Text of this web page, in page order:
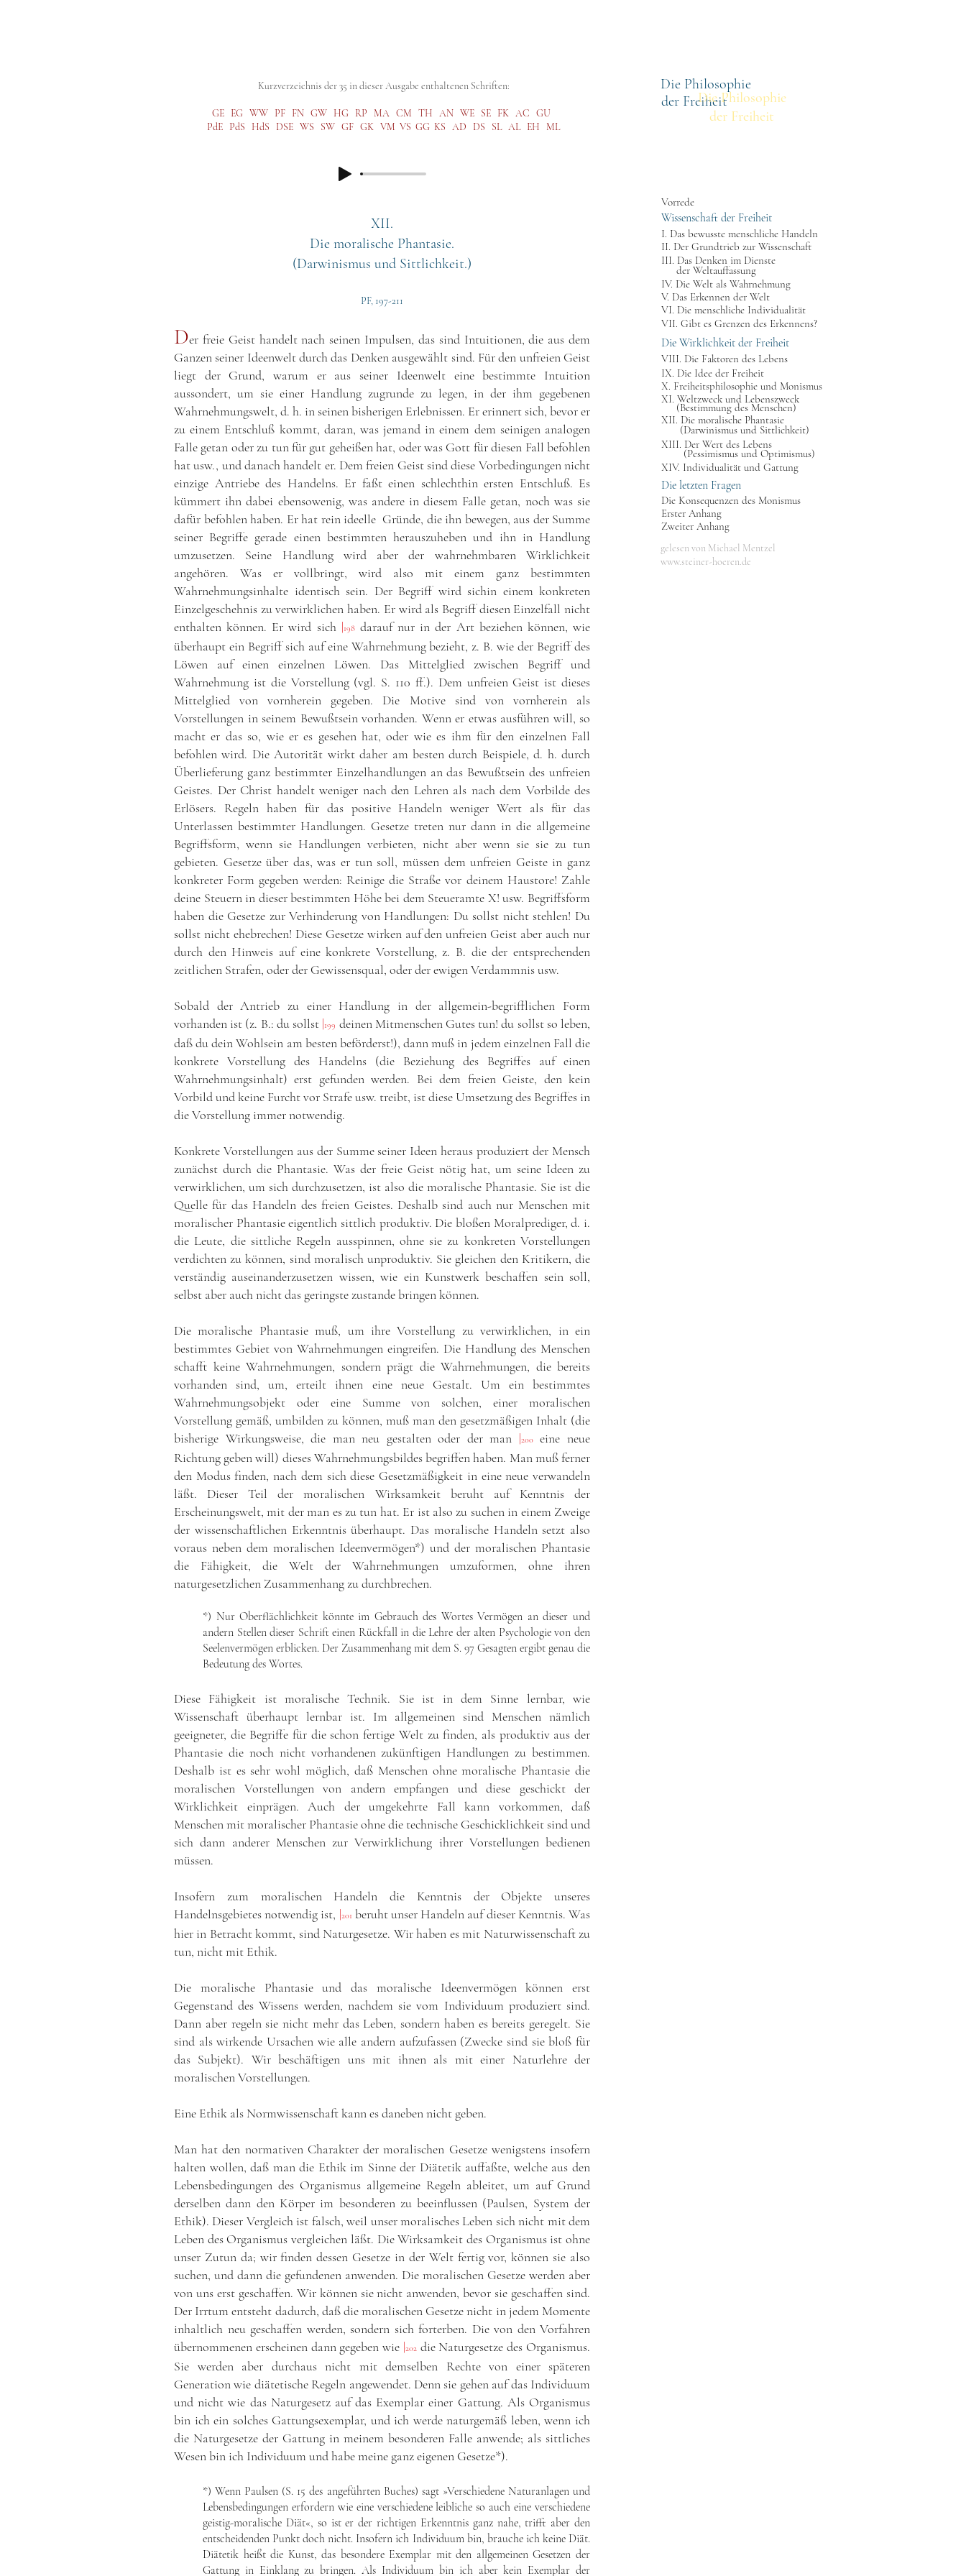
Kurzverzeichnis der 35 in dieser Ausgabe enthaltenen Schriften:
GE EG WW PF FN GW HG RP MA CM TH AN WE SE FK AC GU
PdE PdS HdS DSE WS SW GF GK VM VS GG KS AD DS SL AL EH ML
XII.
Die moralische Phantasie.
(Darwinismus und Sittlichkeit.)
PF, 197-211
Der freie Geist handelt nach seinen Impulsen, das sind Intuitionen, die aus dem
Ganzen seiner Ideenwelt durch das Denken ausgewählt sind. Für den unfreien Geist
liegt der Grund, warum er aus seiner Ideenwelt eine bestimmte Intuition
aussondert, um sie einer Handlung zugrunde zu legen, in der ihm gegebenen
Wahrnehmungswelt, d. h. in seinen bisherigen Erlebnissen. Er erinnert sich, bevor er
zu einem Entschluß kommt, daran, was jemand in einem dem seinigen analogen
Falle getan oder zu tun für gut geheißen hat, oder was Gott für diesen Fall befohlen
hat usw., und danach handelt er. Dem freien Geist sind diese Vorbedingungen nicht
einzige Antriebe des Handelns. Er faßt einen schlechthin ersten Entschluß. Es
kümmert ihn dabei ebensowenig, was andere in diesem Falle getan, noch was sie
dafür befohlen haben. Er hat rein ideelle Gründe, die ihn bewegen, aus der Summe
seiner Begriffe gerade einen bestimmten herauszuheben und ihn in Handlung
umzusetzen. Seine Handlung wird aber der wahrnehmbaren Wirklichkeit
angehören. Was er vollbringt, wird also mit einem ganz bestimmten
Wahrnehmungsinhalte identisch sein. Der Begriff wird sichin einem konkreten
Einzelgeschehnis zu verwirklichen haben. Er wird als Begriff diesen Einzelfall nicht
enthalten können. Er wird sich |198 darauf nur in der Art beziehen können, wie
überhaupt ein Begriff sich auf eine Wahrnehmung bezieht, z. B. wie der Begriff des
Löwen auf einen einzelnen Löwen. Das Mittelglied zwischen Begriff und
Wahrnehmung ist die Vorstellung (vgl. S. 110 ff.). Dem unfreien Geist ist dieses
Mittelglied von vornherein gegeben. Die Motive sind von vornherein als
Vorstellungen in seinem Bewußtsein vorhanden. Wenn er etwas ausführen will, so
macht er das so, wie er es gesehen hat, oder wie es ihm für den einzelnen Fall
befohlen wird. Die Autorität wirkt daher am besten durch Beispiele, d. h. durch
Überlieferung ganz bestimmter Einzelhandlungen an das Bewußtsein des unfreien
Geistes. Der Christ handelt weniger nach den Lehren als nach dem Vorbilde des
Erlösers. Regeln haben für das positive Handeln weniger Wert als für das
Unterlassen bestimmter Handlungen. Gesetze treten nur dann in die allgemeine
Begriffsform, wenn sie Handlungen verbieten, nicht aber wenn sie sie zu tun
gebieten. Gesetze über das, was er tun soll, müssen dem unfreien Geiste in ganz
konkreter Form gegeben werden: Reinige die Straße vor deinem Haustore! Zahle
deine Steuern in dieser bestimmten Höhe bei dem Steueramte X! usw. Begriffsform
haben die Gesetze zur Verhinderung von Handlungen: Du sollst nicht stehlen! Du
sollst nicht ehebrechen! Diese Gesetze wirken auf den unfreien Geist aber auch nur
durch den Hinweis auf eine konkrete Vorstellung, z. B. die der entsprechenden
zeitlichen Strafen, oder der Gewissensqual, oder der ewigen Verdammnis usw.
Sobald der Antrieb zu einer Handlung in der allgemein-begrifflichen Form
vorhanden ist (z. B.: du sollst |199 deinen Mitmenschen Gutes tun! du sollst so leben,
daß du dein Wohlsein am besten beförderst!), dann muß in jedem einzelnen Fall die
konkrete Vorstellung des Handelns (die Beziehung des Begriffes auf einen
Wahrnehmungsinhalt) erst gefunden werden. Bei dem freien Geiste, den kein
Vorbild und keine Furcht vor Strafe usw. treibt, ist diese Umsetzung des Begriffes in
die Vorstellung immer notwendig.
Konkrete Vorstellungen aus der Summe seiner Ideen heraus produziert der Mensch
zunächst durch die Phantasie. Was der freie Geist nötig hat, um seine Ideen zu
verwirklichen, um sich durchzusetzen, ist also die moralische Phantasie. Sie ist die
Quelle für das Handeln des freien Geistes. Deshalb sind auch nur Menschen mit
moralischer Phantasie eigentlich sittlich produktiv. Die bloßen Moralprediger, d. i.
die Leute, die sittliche Regeln ausspinnen, ohne sie zu konkreten Vorstellungen
verdichten zu können, sind moralisch unproduktiv. Sie gleichen den Kritikern, die
verständig auseinanderzusetzen wissen, wie ein Kunstwerk beschaffen sein soll,
selbst aber auch nicht das geringste zustande bringen können.
Die moralische Phantasie muß, um ihre Vorstellung zu verwirklichen, in ein
bestimmtes Gebiet von Wahrnehmungen eingreifen. Die Handlung des Menschen
schafft keine Wahrnehmungen, sondern prägt die Wahrnehmungen, die bereits
vorhanden sind, um, erteilt ihnen eine neue Gestalt. Um ein bestimmtes
Wahrnehmungsobjekt oder eine Summe von solchen, einer moralischen
Vorstellung gemäß, umbilden zu können, muß man den gesetzmäßigen Inhalt (die
bisherige Wirkungsweise, die man neu gestalten oder der man |200
eine neue
Richtung geben will) dieses Wahrnehmungsbildes begriffen haben. Man muß ferner
den Modus finden, nach dem sich diese Gesetzmäßigkeit in eine neue verwandeln
läßt. Dieser Teil der moralischen Wirksamkeit beruht auf Kenntnis der
Erscheinungswelt, mit der man es zu tun hat. Er ist also zu suchen in einem Zweige
der wissenschaftlichen Erkenntnis überhaupt. Das moralische Handeln setzt also
voraus neben dem moralischen Ideenvermögen*) und der moralischen Phantasie
die Fähigkeit, die Welt der Wahrnehmungen umzuformen, ohne ihren
naturgesetzlichen Zusammenhang zu durchbrechen.
*) Nur Oberflächlichkeit könnte im Gebrauch des Wortes Vermögen an dieser und
andern Stellen dieser Schrift einen Rückfall in die Lehre der alten Psychologie von den
Seelenvermögen erblicken. Der Zusammenhang mit dem S. 97 Gesagten ergibt genau die
Bedeutung des Wortes.
Diese Fähigkeit ist moralische Technik. Sie ist in dem Sinne lernbar, wie
Wissenschaft überhaupt lernbar ist. Im allgemeinen sind Menschen nämlich
geeigneter, die Begriffe für die schon fertige Welt zu finden, als produktiv aus der
Phantasie die noch nicht vorhandenen zukünftigen Handlungen zu bestimmen.
Deshalb ist es sehr wohl möglich, daß Menschen ohne moralische Phantasie die
moralischen Vorstellungen von andern empfangen und diese geschickt der
Wirklichkeit einprägen. Auch der umgekehrte Fall kann vorkommen, daß
Menschen mit moralischer Phantasie ohne die technische Geschicklichkeit sind und
sich dann anderer Menschen zur Verwirklichung ihrer Vorstellungen bedienen
müssen.
Insofern zum moralischen Handeln die Kenntnis der Objekte unseres
Handelnsgebietes notwendig ist, |201 beruht unser Handeln auf dieser Kenntnis. Was
hier in Betracht kommt, sind Naturgesetze. Wir haben es mit Naturwissenschaft zu
tun, nicht mit Ethik.
Die moralische Phantasie und das moralische Ideenvermögen können erst
Gegenstand des Wissens werden, nachdem sie vom Individuum produziert sind.
Dann aber regeln sie nicht mehr das Leben, sondern haben es bereits geregelt. Sie
sind als wirkende Ursachen wie alle andern aufzufassen (Zwecke sind sie bloß für
das Subjekt). Wir beschäftigen uns mit ihnen als mit einer Naturlehre der
moralischen Vorstellungen.
Eine Ethik als Normwissenschaft kann es daneben nicht geben.
Man hat den normativen Charakter der moralischen Gesetze wenigstens insofern
halten wollen, daß man die Ethik im Sinne der Diätetik auffaßte, welche aus den
Lebensbedingungen des Organismus allgemeine Regeln ableitet, um auf Grund
derselben dann den Körper im besonderen zu beeinflussen (Paulsen, System der
Ethik). Dieser Vergleich ist falsch, weil unser moralisches Leben sich nicht mit dem
Leben des Organismus vergleichen läßt. Die Wirksamkeit des Organismus ist ohne
unser Zutun da; wir finden dessen Gesetze in der Welt fertig vor, können sie also
suchen, und dann die gefundenen anwenden. Die moralischen Gesetze werden aber
von uns erst geschaffen. Wir können sie nicht anwenden, bevor sie geschaffen sind.
Der Irrtum entsteht dadurch, daß die moralischen Gesetze nicht in jedem Momente
inhaltlich neu geschaffen werden, sondern sich forterben. Die von den Vorfahren
übernommenen erscheinen dann gegeben wie |202 die Naturgesetze des Organismus.
Sie werden aber durchaus nicht mit demselben Rechte von einer späteren
Generation wie diätetische Regeln angewendet. Denn sie gehen auf das Individuum
und nicht wie das Naturgesetz auf das Exemplar einer Gattung. Als Organismus
bin ich ein solches Gattungsexemplar, und ich werde naturgemäß leben, wenn ich
die Naturgesetze der Gattung in meinem besonderen Falle anwende; als sittliches
Wesen bin ich Individuum und habe meine ganz eigenen Gesetze*).
*) Wenn Paulsen (S. 15 des angeführten Buches) sagt »Verschiedene Naturanlagen und
Lebensbedingungen erfordern wie eine verschiedene leibliche so auch eine verschiedene
geistig-moralische Diät«, so ist er der richtigen Erkenntnis ganz nahe, trifft aber den
entscheidenden Punkt doch nicht. Insofern ich Individuum bin, brauche ich keine Diät.
Diätetik heißt die Kunst, das besondere Exemplar mit den allgemeinen Gesetzen der
Gattung in Einklang zu bringen. Als Individuum bin ich aber kein Exemplar der
Die Philosophie
der Freiheit
Vorrede
Wissenschaft der Freiheit
I. Das bewusste menschliche Handeln
II. Der Grundtrieb zur Wissenschaft
III. Das Denken im Dienste
der Weltauffassung
IV. Die Welt als Wahrnehmung
V. Das Erkennen der Welt
VI. Die menschliche Individualität
VII. Gibt es Grenzen des Erkennens?
Die Wirklichkeit der Freiheit
VIII. Die Faktoren des Lebens
IX. Die Idee der Freiheit
X. Freiheitsphilosophie und Monismus
XI. Weltzweck und Lebenszweck
(Bestimmung des Menschen)
(Darwinismus und Sittlichkeit)
XII. Die moralische Phantasie
(Pessimismus und Optimismus)
XIII. Der Wert des Lebens
XIV. Individualität und Gattung
Die letzten Fragen
Erster Anhang
Die Konsequenzen des Monismus
Zweiter Anhang
gelesen von Michael Mentzel
www.steiner-hoeren.de
Die Philosophie
der Freiheit